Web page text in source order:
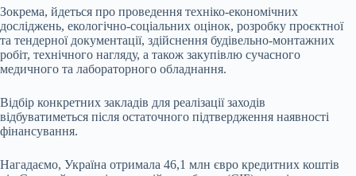
Зокрема, йдеться про проведення техніко-економічних
досліджень, екологічно-соціальних оцінок, розробку проєктної
та тендерної документації, здійснення будівельно-монтажних
робіт, технічного нагляду, а також закупівлю сучасного
медичного та лабораторного обладнання.
Відбір конкретних закладів для реалізації заходів
відбуватиметься після остаточного підтвердження наявності
фінансування.
Нагадаємо, Україна отримала 46,1 млн євро кредитних коштів